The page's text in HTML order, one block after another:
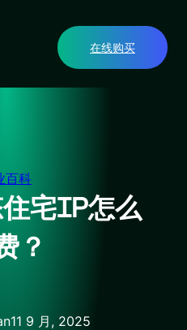
在线购买
百科
宅IP怎么
？
11 9 月, 2025